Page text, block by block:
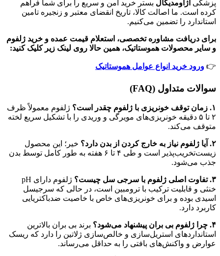
پزشکی اژاومدیکال بستر خرید امن و سریع را برای شما فراهم
کرده است. ما اصالت کالا، تاریخ انقضای معتبر و زنجیره تامین
استاندارد را تضمین می‌کنیم.
برای دریافت مشاوره تخصصی، استعلام قیمت عمده و خرید ژلفوم
و سایر محصولات هموستاتیک، همین حالا روی لینک زیر کلیک کنید:
👉 ورود خرید انواع عوامل هموستاتیک
سوالات متداول (FAQ)
۱. زمان توقف خونریزی با ژلفوم چقدر است؟
ژلفوم معمولاً ظرف
۲ تا ۵ دقیقه خونریزی‌های مویرگی و وریدی را با تشکیل سریع لخته
متوقف می‌کند.
۲. آیا ژلفوم نیاز به خارج کردن از بدن دارد؟
خیر؛ این محصول
زیست‌تخریب‌پذیر است و طی ۴ تا ۶ هفته به طور کامل توسط بدن
جذب می‌شود.
۳. تفاوت اصلی ژلفوم با سرجی سل چیست؟
ژلفوم دارای pH
خنثی و قابلیت ترکیب با ترومبین است، در حالی که سرجیسل
اسیدی بوده و برای خونریزی‌های خاص با خاصیت ضدباکتریایی
کاربرد دارد.
۴. چرا ژلفوم بی بران پیشنهاد می‌شود؟
برند بی بران بالاترین
استانداردهای استریل‌سازی و خالص‌سازی ژلاتین را دارد که ریسک
عوارض و واکنش‌های بافتی را به حداقل می‌رساند.